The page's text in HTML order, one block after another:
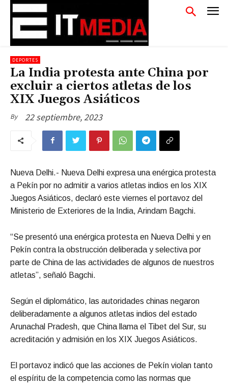
DEPORTES
La India protesta ante China por
excluir a ciertos atletas de los
XIX Juegos Asiáticos
By 22 septiembre, 2023
Nueva Delhi.- Nueva Delhi expresa una enérgica protesta
a Pekín por no admitir a varios atletas indios en los XIX
Juegos Asiáticos, declaró este viernes el portavoz del
Ministerio de Exteriores de la India, Arindam Bagchi.
“Se presentó una enérgica protesta en Nueva Delhi y en
Pekín contra la obstrucción deliberada y selectiva por
parte de China de las actividades de algunos de nuestros
atletas”, señaló Bagchi.
Según el diplomático, las autoridades chinas negaron
deliberadamente a algunos atletas indios del estado
Arunachal Pradesh, que China llama el Tibet del Sur, su
acreditación y admisión en los XIX Juegos Asiáticos.
El portavoz indicó que las acciones de Pekín violan tanto
el espíritu de la competencia como las normas que